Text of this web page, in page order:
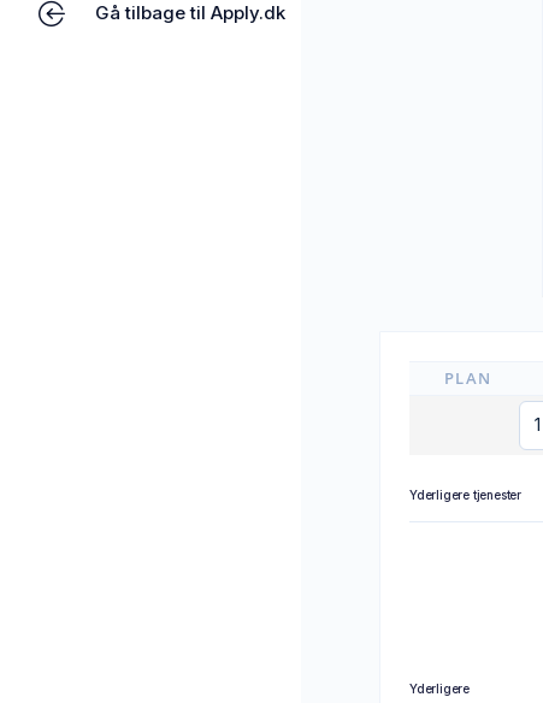
Gå tilbage til Apply.dk
PLAN
Yderligere tjenester
Yderligere